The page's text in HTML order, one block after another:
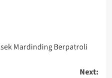
Mardinding Berpatroli
Next: